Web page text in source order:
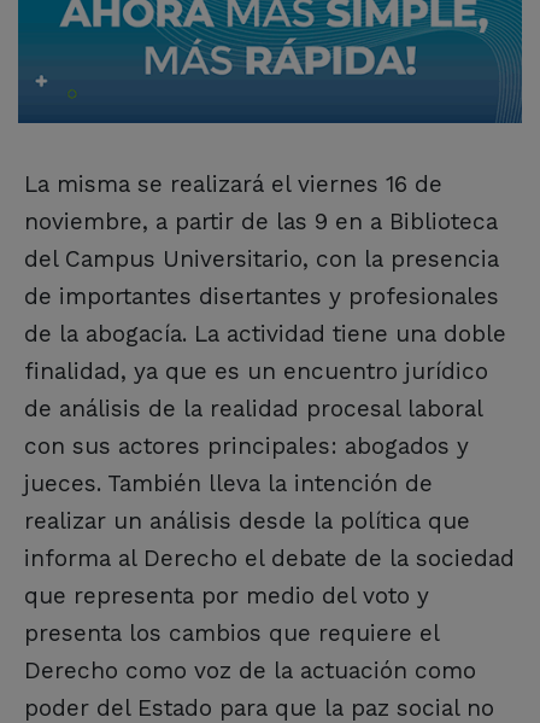
La misma se realizará el viernes 16 de
noviembre, a partir de las 9 en a Biblioteca
del Campus Universitario, con la presencia
de importantes disertantes y profesionales
de la abogacía. La actividad tiene una doble
finalidad, ya que es un encuentro jurídico
de análisis de la realidad procesal laboral
con sus actores principales: abogados y
jueces. También lleva la intención de
realizar un análisis desde la política que
informa al Derecho el debate de la sociedad
que representa por medio del voto y
presenta los cambios que requiere el
Derecho como voz de la actuación como
poder del Estado para que la paz social no